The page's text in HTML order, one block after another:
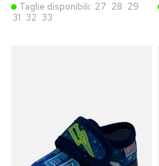
Taglie disponibili: 27 28 29
31 32 33